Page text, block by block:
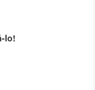
lo!